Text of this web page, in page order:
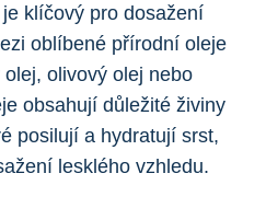
klíčový pro⁤ dosažení
oblíbené přírodní ⁣oleje
olivový ⁢olej nebo
​obsahují důležité živiny‌
posilují a hydratují srst,
⁤lesklého vzhledu.